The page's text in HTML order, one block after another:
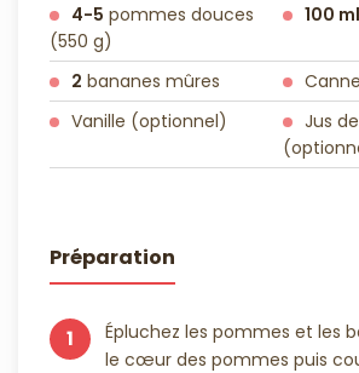
4-5 pommes douces
(550 g)
100 ml
2 bananes mûres
Vanille (optionnel)
Jus
Préparation
1
Épluchez les pommes et les
le cœur des pommes puis